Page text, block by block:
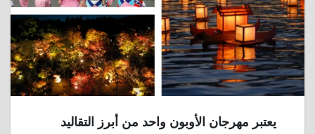
يعتبر مهرجان الأوبون واحد من أبرز التقاليد